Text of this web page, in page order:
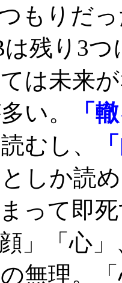
もりだ
は残り3
は未来
い。
「
むし、
しか読
って即
」「心
無理。